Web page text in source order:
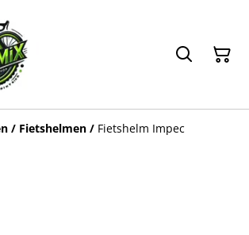
/ Fietshelmen / Fietshelm Impec